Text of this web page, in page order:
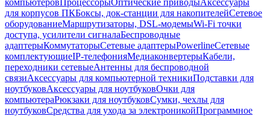
компьютеровПроцессорыОптические приводыАксессуары
для корпусов ПКБоксы, док-станции для накопителейСетевое
оборудованиеМаршрутизаторы, DSL-модемыWi-Fi точки
доступа, усилители сигналаБеспроводные
адаптерыКоммутаторыСетевые адаптерыPowerlineСетевые
комплектующиеIP-телефонияМедиаконвертерыКабели,
переходники сетевыеАнтенны для беспроводной
связиАксессуары для компьютерной техникиПодставки для
ноутбуковАксессуары для ноутбуковОчки для
компьютераРюкзаки для ноутбуковСумки, чехлы для
ноутбуковСредства для ухода за электроникойПрограммное